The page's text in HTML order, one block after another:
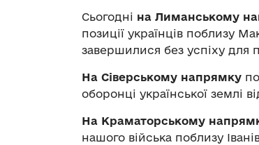
Сьогодні на Лиманському
позиції українців поблизу
завершилися без успіху
На Сіверському напрямку
оборонці української землі
На Краматорському
нашого війська поблизу